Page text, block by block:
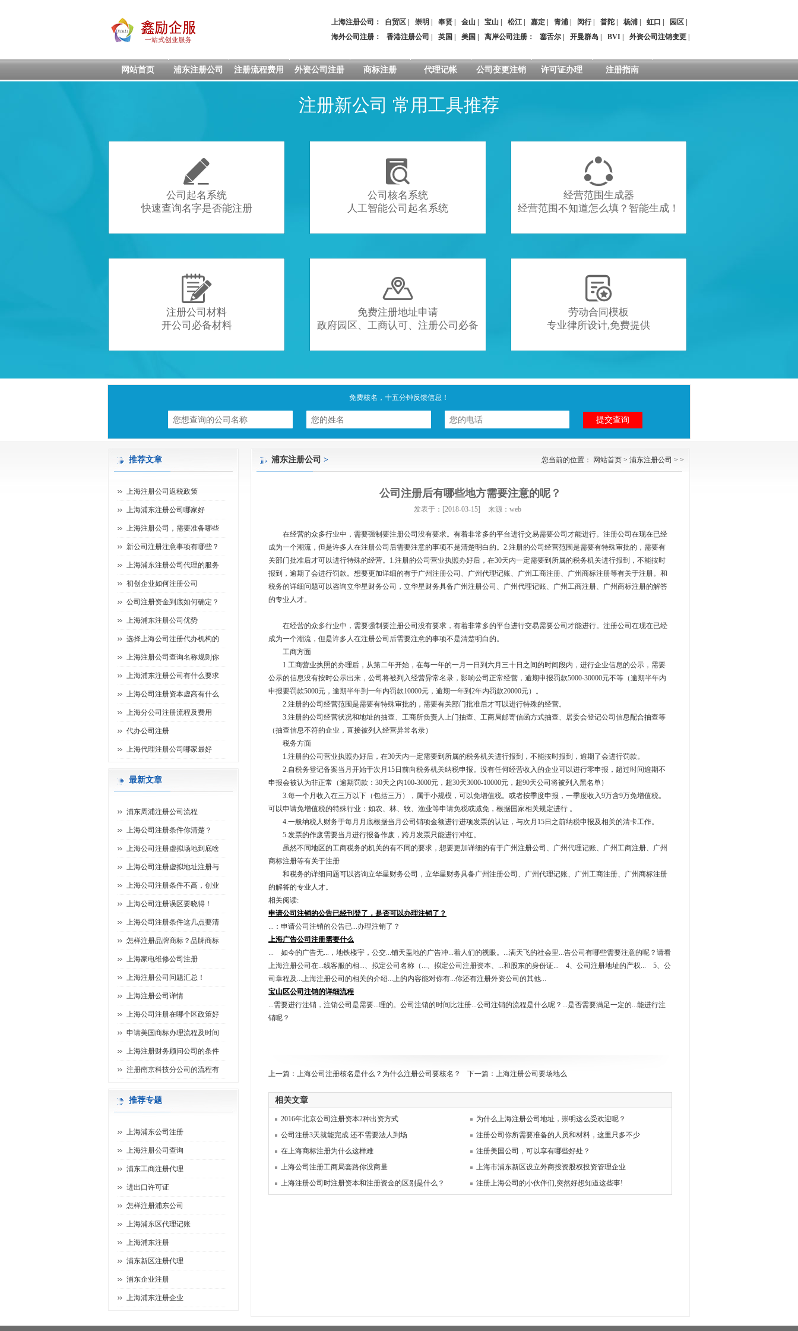
上海注册公司： 自贸区 崇明 奉贤 金山 宝山 松江 嘉定 青浦 闵行| 普陀 杨浦 虹口 园区
海外公司注册：
香港注册公司 英国 美国 离岸公司注册 ： 塞舌尔 开曼群岛 BVI 外资公司注销变更
网站首页 浦东注册公司 注册流程费用 外资公司注册 商标注册 代理记帐 公司变更注销 许可证办理 注册指南
注册新公司 常用工具推荐

公司起名系统
快速查询名字是否能注册

公司核名系统
人工智能公司起名系统

经营范围生成器
经营范围不知道怎么填？智能生成！

注册公司材料
开公司必备材料

免费注册地址申请
政府园区、工商认可、注册公司必备

劳动合同模板
专业律所设计,免费提供
免费核名，十五分钟反馈信息！
浦东注册公司 > 您当前的位置： 网站首页 > 浦东注册公司 > >
公司注册后有哪些地方需要注意的呢？
发表于：[2018-03-15] 来源：web
在经营的众多行业中，需要强制要注册公司没有要求。有着非常多的平台进行交易需要公司才能进行。注册公司在现在已经
成为一个潮流，但是许多人在注册公司后需要注意的事项不是清楚明白的。2.注册的公司经营范围是需要有特殊审批的，需要有
关部门批准后才可以进行特殊的经营。1.注册的公司营业执照办好后，在30天内一定需要到所属的税务机关进行报到，不能按时
报到，逾期了会进行罚款。想要更加详细的有于广州注册公司、广州代理记账、广州工商注册、广州商标注册等有关于注册。和
税务的详细问题可以咨询立华星财务公司，立华星财务具备广州注册公司、广州代理记账、广州工商注册、广州商标注册的解答
的专业人才。
在经营的众多行业中，需要强制要注册公司没有要求，有着非常多的平台进行交易需要公司才能进行。注册公司在现在已经
成为一个潮流，但是许多人在注册公司后需要注意的事项不是清楚明白的。
工商方面
1.工商营业执照的办理后，从第二年开始，在每一年的一月一日到六月三十日之间的时间段内，进行企业信息的公示，需要
公示的信息没有按时公示出来，公司将被列入经营异常名录，影响公司正常经营，逾期申报罚款5000-30000元不等（逾期半年内
申报要罚款5000元，逾期半年到一年内罚款10000元，逾期一年到2年内罚款20000元）。
2.注册的公司经营范围是需要有特殊审批的，需要有关部门批准后才可以进行特殊的经营。
3.注册的公司经营状况和地址的抽查、工商所负责人上门抽查、工商局邮寄信函方式抽查、居委会登记公司信息配合抽查等
（抽查信息不符的企业，直接被列入经营异常名录）
税务方面
1.注册的公司营业执照办好后，在30天内一定需要到所属的税务机关进行报到，不能按时报到，逾期了会进行罚款。
2.自税务登记备案当月开始于次月15日前向税务机关纳税申报。没有任何经营收入的企业可以进行零申报，超过时间逾期不
申报会被认为非正常（逾期罚款：30天之内100-3000元，超30天3000-10000元，超90天公司将被列入黑名单）
3.每一个月收入在三万以下（包括三万），属于小规模，可以免增值税。或者按季度申报，一季度收入9万含9万免增值税。
可以申请免增值税的特殊行业：如农、林、牧、渔业等申请免税或减免，根据国家相关规定进行 。
4.一般纳税人财务于每月月底根据当月公司销项金额进行进项发票的认证，与次月15日之前纳税申报及相关的清卡工作。
5.发票的作废需要当月进行报备作废，跨月发票只能进行冲红。
虽然不同地区的工商税务的机关的有不同的要求，想要更加详细的有于广州注册公司、广州代理记账、广州工商注册、广州
商标注册等有关于注册
和税务的详细问题可以咨询立华星财务公司，立华星财务具备广州注册公司、广州代理记账、广州工商注册、广州商标注册
的解答的专业人才。
相关阅读:
申请公司注销的公告已经刊登了，是否可以办理注销了？
...：申请公司注销的公告已...办理注销了？
上海广告公司注册需要什么
... 如今的广告无...，地铁楼宇，公交...铺天盖地的广告冲...着人们的视眼。...满天飞的社会里...告公司有哪些需要注意的呢？请看
上海注册公司在...线客服的相...、拟定公司名称（...、拟定公司注册资本、...和股东的身份证... 4、公司注册地址的产权... 5、公
司章程及...上海注册公司的相关的介绍...上的内容能对你有...你还有注册外资公司的其他...
宝山区公司注销的详细流程
...需要进行注销，注销公司是需要...理的。公司注销的时间比注册...公司注销的流程是什么呢？...是否需要满足一定的...能进行注
销呢？
上一篇： 上海公司注册核名是什么？为什么注册公司要核名？ 下一篇： 上海注册公司要场地么
相关文章
2016年北京公司注册资本2种出资方式
为什么上海注册公司地址，崇明这么受欢迎呢？
公司注册3天就能完成 还不需要法人到场
注册公司你所需要准备的人员和材料，这里只多不少
在上海商标注册为什么这样难
注册美国公司，可以享有哪些好处？
上海公司注册工商局套路你没商量
上海市浦东新区设立外商投资股权投资管理企业
上海注册公司时注册资本和注册资金的区别是什么？
注册上海公司的小伙伴们,突然好想知道这些事!
推荐文章
上海注册公司返税政策
上海浦东注册公司哪家好
上海注册公司，需要准备哪些
新公司注册注意事项有哪些？
上海浦东注册公司代理的服务
初创企业如何注册公司
公司注册资金到底如何确定？
上海浦东注册公司优势
选择上海公司注册代办机构的
上海注册公司查询名称规则你
上海浦东注册公司有什么要求
上海公司注册资本虚高有什么
上海分公司注册流程及费用
代办公司注册
上海代理注册公司哪家最好
最新文章
浦东周浦注册公司流程
上海公司注册条件你清楚？
上海公司注册虚拟场地到底啥
上海公司注册虚拟地址注册与
上海公司注册条件不高，创业
上海公司注册误区要晓得！
上海公司注册条件这几点要清
怎样注册品牌商标？品牌商标
上海家电维修公司注册
上海注册公司问题汇总！
上海注册公司详情
上海公司注册在哪个区政策好
申请美国商标办理流程及时间
上海注册财务顾问公司的条件
注册南京科技分公司的流程有
推荐专题
上海浦东公司注册
上海注册公司查询
浦东工商注册代理
进出口许可证
怎样注册浦东公司
上海浦东区代理记账
上海浦东注册
浦东新区注册代理
浦东企业注册
上海浦东注册企业